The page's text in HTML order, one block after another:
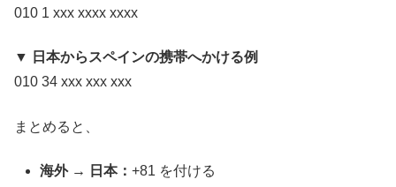
010 1 xxx xxxx xxxx
▼ 日本からスペインの携帯へかける例
010 34 xxx xxx xxx
まとめると、
海外 → 日本：+81 を付ける